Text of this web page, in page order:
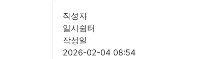
작성자
일시쉼터
작성일
2026-02-04 08:54